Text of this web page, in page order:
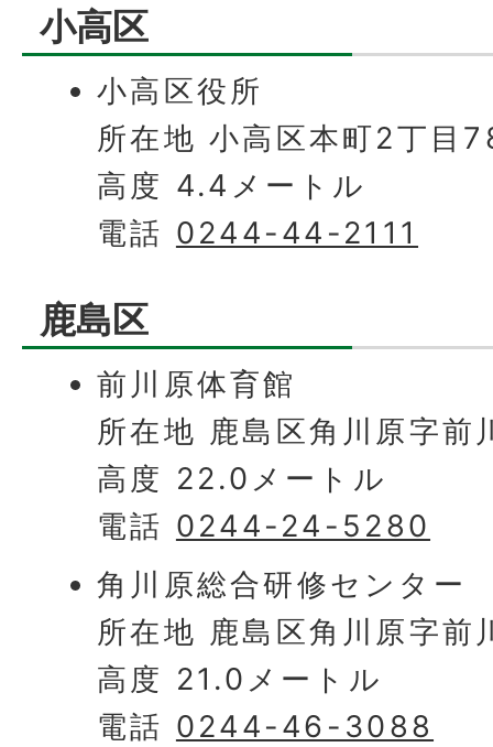
小高区
小高区役所
所在地 小高区本町2丁目
高度 4.4メートル
電話 0244-44-2111
鹿島区
前川原体育館
所在地 鹿島区角川原字
高度 22.0メートル
電話 0244-24-5280
角川原総合研修センター
所在地 鹿島区角川原字
高度 21.0メートル
電話 0244-46-3088